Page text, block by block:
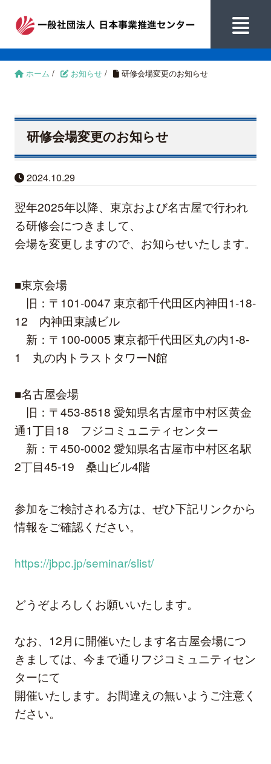
ホーム / お知らせ / 研修会場変更のお知らせ
研修会場変更のお知らせ
2024.10.29
翌年2025年以降、東京および名古屋で行われ
る研修会につきまして、
会場を変更しますので、お知らせいたします。
■東京会場
旧：〒101-0047 東京都千代田区内神田1-18-
12 内神田東誠ビル
新：〒100-0005 東京都千代田区丸の内1-8-
1 丸の内トラストタワーN館
■名古屋会場
旧：〒453-8518 愛知県名古屋市中村区黄金
通1丁目18 フジコミュニティセンター
新：〒450-0002 愛知県名古屋市中村区名駅
2丁目45-19 桑山ビル4階
参加をご検討される方は、ぜひ下記リンクから
情報をご確認ください。
https://jbpc.jp/seminar/slist/
どうぞよろしくお願いいたします。
なお、12月に開催いたします名古屋会場につ
きましては、今まで通りフジコミュニティセン
ターにて
開催いたします。お間違えの無いようご注意く
ださい。